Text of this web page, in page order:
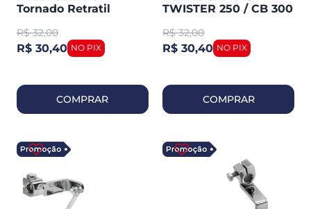
Tornado Retratil
R$ 32,00
R$ 30,40
COMPRAR
TWISTER 250 / CB 300
R$ 32,00
R$ 30,40
COMPRAR